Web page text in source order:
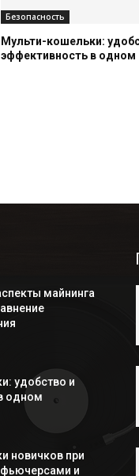
Безопасность
Мульти-кошельки:
эффективность в одном
майнинга
удобство и
одном
новичков при
и